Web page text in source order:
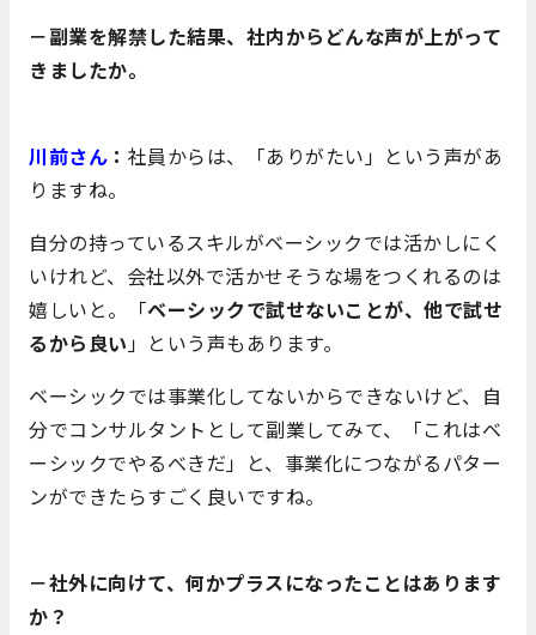
－副業を解禁した結果、社内からどんな声が上がって
きましたか。
川前さん ： 社員からは、「ありがたい」という声があ
りますね。
自分の持っているスキルがベーシックでは活かしにく
いけれど、会社以外で活かせそうな場をつくれるのは
嬉しいと。「ベーシックで試せないことが、他で試せ
るから良い」という声もあります。
ベーシックでは事業化してないからできないけど、自
分でコンサルタントとして副業してみて、「これはベ
ーシックでやるべきだ」と、事業化につながるパター
ンができたらすごく良いですね。
－社外に向けて、何かプラスになったことはあります
か？